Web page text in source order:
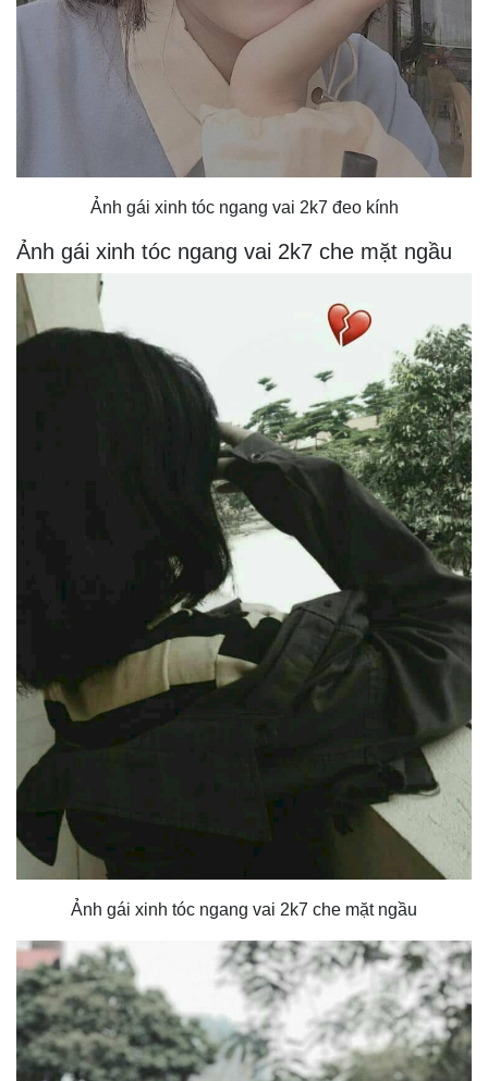
Ảnh gái xinh tóc ngang vai 2k7 đeo kính
Ảnh gái xinh tóc ngang vai 2k7 che mặt ngầu
Ảnh gái xinh tóc ngang vai 2k7 che mặt ngầu